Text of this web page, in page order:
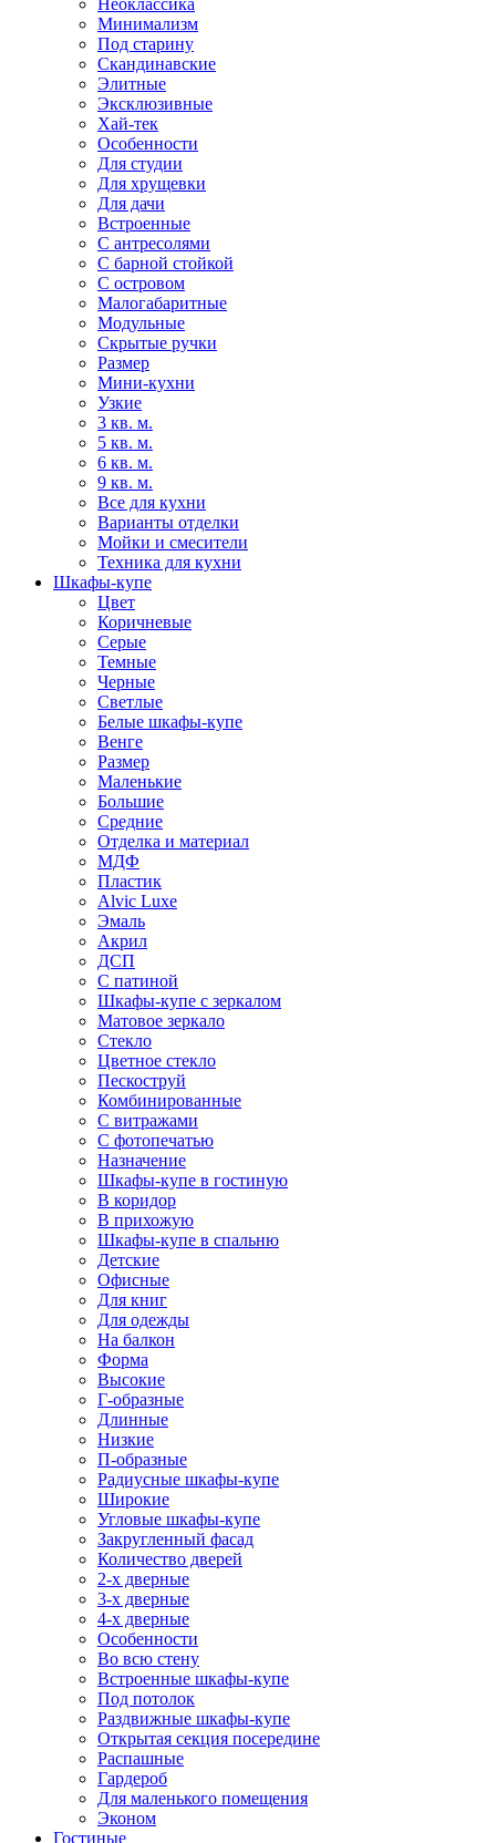
Неоклассика
Минимализм
Под старину
Скандинавские
Элитные
Эксклюзивные
Хай-тек
Особенности
Для студии
Для хрущевки
Для дачи
Встроенные
С антресолями
С барной стойкой
С островом
Малогабаритные
Модульные
Скрытые ручки
Размер
Мини-кухни
Узкие
3 кв. м.
5 кв. м.
6 кв. м.
9 кв. м.
Все для кухни
Варианты отделки
Мойки и смесители
Техника для кухни
Шкафы-купе
Цвет
Коричневые
Серые
Темные
Черные
Светлые
Белые шкафы-купе
Венге
Размер
Маленькие
Большие
Средние
Отделка и материал
МДФ
Пластик
Alvic Luxe
Эмаль
Акрил
ДСП
С патиной
Шкафы-купе с зеркалом
Матовое зеркало
Стекло
Цветное стекло
Пескоструй
Комбинированные
С витражами
С фотопечатью
Назначение
Шкафы-купе в гостиную
В коридор
В прихожую
Шкафы-купе в спальню
Детские
Офисные
Для книг
Для одежды
На балкон
Форма
Высокие
Г-образные
Длинные
Низкие
П-образные
Радиусные шкафы-купе
Широкие
Угловые шкафы-купе
Закругленный фасад
Количество дверей
2-х дверные
3-х дверные
4-х дверные
Особенности
Во всю стену
Встроенные шкафы-купе
Под потолок
Раздвижные шкафы-купе
Открытая секция посередине
Распашные
Гардероб
Для маленького помещения
Эконом
Гостиные